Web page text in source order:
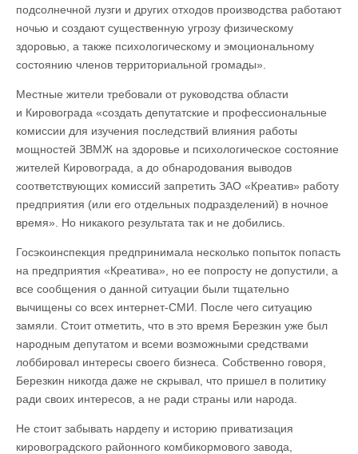
подсолнечной лузги и других отходов производства работают
ночью и создают существенную угрозу физическому
здоровью, а также психологическому и эмоциональному
состоянию членов территориальной громады».
Местные жители требовали от руководства области
и Кировограда «создать депутатские и профессиональные
комиссии для изучения последствий влияния работы
мощностей ЗВМЖ на здоровье и психологическое состояние
жителей Кировограда, а до обнародования выводов
соответствующих комиссий запретить ЗАО «Креатив» работу
предприятия (или его отдельных подразделений) в ночное
время». Но никакого результата так и не добились.
Госэкоинспекция предпринимала несколько попыток попасть
на предприятия «Креатива», но ее попросту не допустили, а
все сообщения о данной ситуации были тщательно
вычищены со всех интернет-СМИ. После чего ситуацию
замяли. Стоит отметить, что в это время Березкин уже был
народным депутатом и всеми возможными средствами
лоббировал интересы своего бизнеса. Собственно говоря,
Березкин никогда даже не скрывал, что пришел в политику
ради своих интересов, а не ради страны или народа.
Не стоит забывать нардепу и историю приватизация
кировоградского районного комбикормового завода,